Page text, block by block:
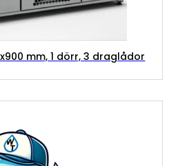
mm, 1 dörr, 3 draglådor